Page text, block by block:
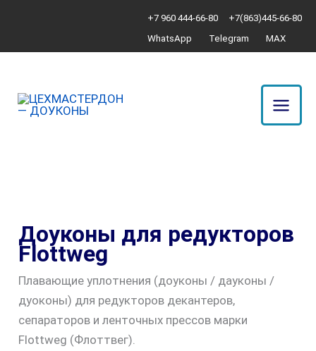
содержимому
+7 960 444-66-80
+7(863)445-66-80
WhatsApp
Telegram MAX
Доуконы для редукторов
Flottweg
Плавающие уплотнения (доуконы / дауконы /
дуоконы) для редукторов декантеров,
сепараторов и ленточных прессов марки
Flottweg (Флоттвег).